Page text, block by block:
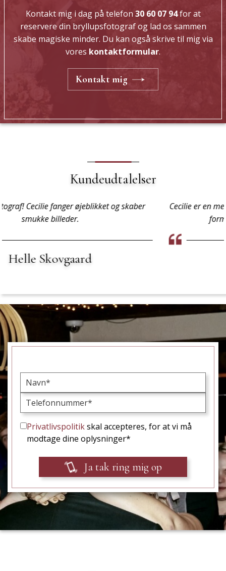
Kontakt mig i dag på telefon 30 60 07 94for at
reservere din bryllupsfotograf og lad os sammen
skabe magiske minder. Du kan også skrive til mig via
vores kontaktformular.
Kontakt mig
Kundeudtalelser
Cecilie er en mester i landskabsfotografering! Hans billeder
formidler naturens skønhed perfekt.
Mette Nielsen
Privatlivspolitikskal accepteres, for at vi må
modtage dine oplysninger*